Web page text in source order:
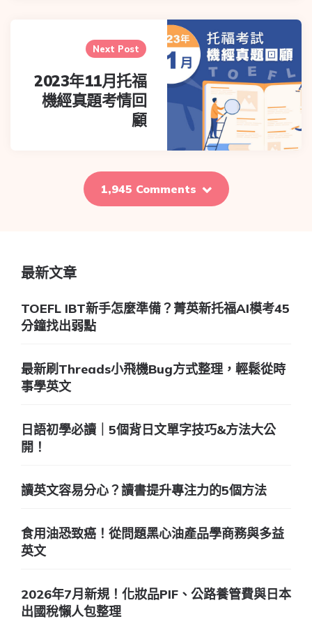
Next Post
2023年11月托福
機經真題考情回
顧
1,945 Comments
最新文章
TOEFL IBT新手怎麼準備？菁英新托福AI模考45
分鐘找出弱點
最新刷Threads小飛機Bug方式整理，輕鬆從時
事學英文
日語初學必讀｜5個背日文單字技巧&方法大公
開！
讀英文容易分心？讀書提升專注力的5個方法
食用油恐致癌！從問題黑心油產品學商務與多益
英文
2026年7月新規！化妝品PIF、公路養管費與日本
出國稅懶人包整理